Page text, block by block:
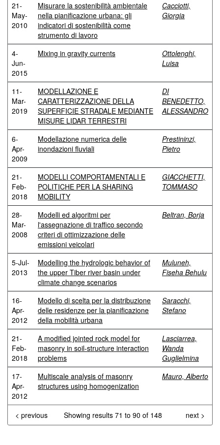
21-
May-
2010
Misurare la sostenibilità ambientale
nella pianificazione urbana: gli
indicatori di sostenibilità come
strumento di lavoro
Cacciotti,
Giorgia
4-
Jun-
2015
Mixing in gravity currents
Ottolenghi,
Luisa
11-
Mar-
2019
MODELLAZIONE E
CARATTERIZZAZIONE DELLA
SUPERFICIE STRADALE MEDIANTE
MISURE LIDAR TERRESTRI
DI
BENEDETTO,
ALESSANDRO
6-
Apr-
2009
Modellazione numerica delle
inondazioni fluviali
Prestininzi,
Pietro
21-
Feb-
2018
MODELLI COMPORTAMENTALI E
POLITICHE PER LA SHARING
MOBILITY
GIACCHETTI,
TOMMASO
28-
Mar-
2008
Modelli ed algoritmi per
l'assegnazione di traffico secondo
criteri di ottimizzazione delle
emissioni veicolari
Beltran, Borja
5-Jul-
2013
Modelling the hydrologic behavior of
the upper Tiber river basin under
climate change scenarios
Muluneh,
Fiseha Behulu
16-
Apr-
2012
Modello di scelta per la distribuzione
delle residenze per la pianificazione
della mobilità urbana
Saracchi,
Stefano
21-
Feb-
2018
A modified jointed rock model for
masonry in soil-structure interaction
problems
Lasciarrea,
Wanda
Guglielmina
17-
Apr-
2012
Multiscale analysis of masonry
structures using homogenization
Mauro, Alberto
Showing results 71 to 90 of 148
< previous next >